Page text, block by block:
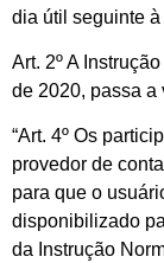
dia útil seguinte
Art. 2º A
de 2020, passa a
“Art. 4º Os
provedor de
para que o
disponibilizado
da Instrução